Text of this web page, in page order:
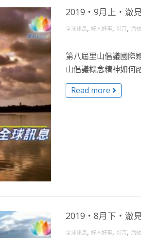
2019・9月上・澈
全球訊息, 好人好事, 影音, 活
第八屆里山倡議國際
山倡議概念精神如何
Read more
2019・8月下・澈
全球訊息, 好人好事, 影音, 活